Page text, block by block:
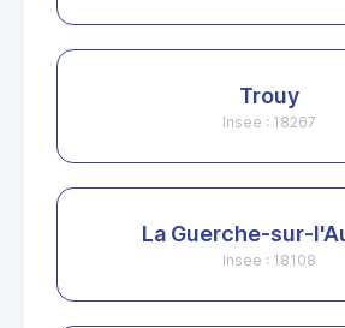
Trouy
Insee : 18267
La Guerche-sur-
Insee : 18108